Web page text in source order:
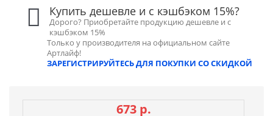
Купить дешевле и с кэшбэком 15%?
Дорого? Приобретайте продукцию дешевле и с
кэшбэком 15%
Только у производителя на официальном сайте
Артлайф!
ЗАРЕГИСТРИРУЙТЕСЬ ДЛЯ ПОКУПКИ СО СКИДКОЙ
673 р.